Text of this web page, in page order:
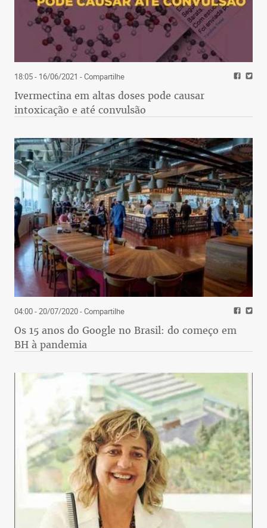
18:05 - 16/06/2021 - Compartilhe
Ivermectina em altas doses pode causar
intoxicação e até convulsão
04:00 - 20/07/2020- Compartilhe
Os 15 anos do Google no Brasil: do começo em
BH à pandemia